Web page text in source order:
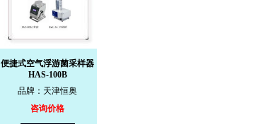
便捷式空气浮游菌采样器
HAS-100B
品牌：天津恒奥
咨询价格